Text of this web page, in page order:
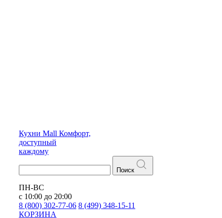
Кухни Mall Комфорт,
доступный
каждому
Поиск
ПН-ВС
с 10:00 до 20:00
8 (800) 302-77-06 8 (499) 348-15-11
КОРЗИНА